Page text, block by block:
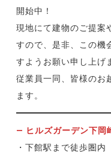
開始中！
現地にて建物のご提案
すので、是非、この機
すようお願い申し上げ
従業員一同、皆様のお
ます。
— ヒルズガーデン下
・下館駅まで徒歩圏内